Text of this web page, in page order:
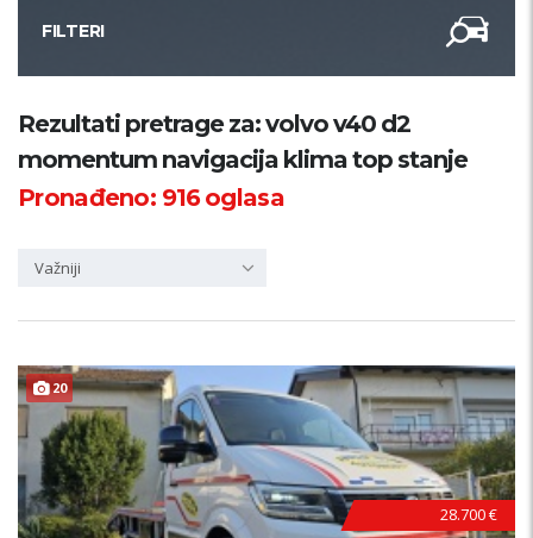
FILTERI
Kategorija
Županija
Rezultati pretrage za: volvo v40 d2
momentum navigacija klima top stanje
Pronađeno: 916oglasa
Važniji
20
28.700 €